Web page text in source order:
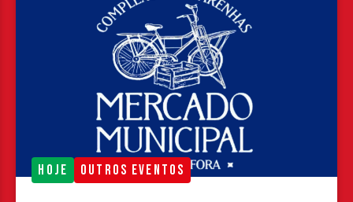
HOJE OUTROS EVENTOS